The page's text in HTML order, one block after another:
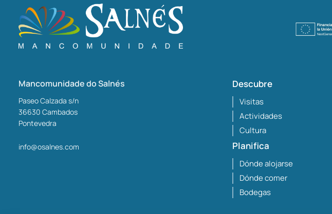
Mancomunidade do Salnés
Paseo Calzada s/n
36630 Cambados
Pontevedra
info@osalnes.com
Descubre
Visitas
Actividades
Cultura
Planifica
Dónde alojarse
Dónde comer
Bodegas